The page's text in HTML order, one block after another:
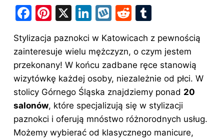
F
c
e
b
o
o
k
Pi
er
e
st
X
Li
k
e
dI
n
W
k
o
p
R
d
di
t
m
bl
r
Stylizacja paznokci w Katowicach z pewnością
zainteresuje wielu mężczyzn, o czym jestem
przekonany! W końcu zadbane ręce stanowią
wizytówkę każdej osoby, niezależnie od płci. W
stolicy Górnego Śląska znajdziemy ponad 20
salonów, które specjalizują się w stylizacji
paznokci i oferują mnóstwo różnorodnych usług.
Możemy wybierać od klasycznego manicure,